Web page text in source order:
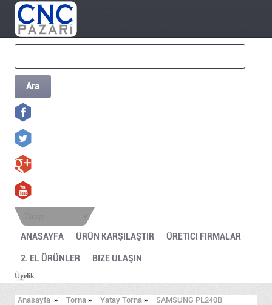
Ara
ANASAYFA ÜRÜN KARŞILAŞTIR ÜRETICI FIRMALAR
2. EL ÜRÜNLER BIZE ULAŞIN
Üyelik
Anasayfa » Torna » Yatay Torna » SAMSUNG PL240B